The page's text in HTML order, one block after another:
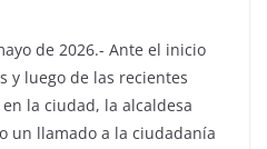
de 2026.- Ante el inicio
y luego de las recientes
la ciudad, la alcaldesa
un llamado a la ciudadanía